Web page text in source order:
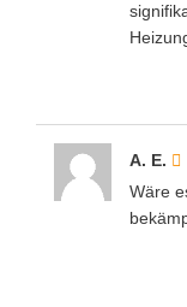
A. E.
Wäre